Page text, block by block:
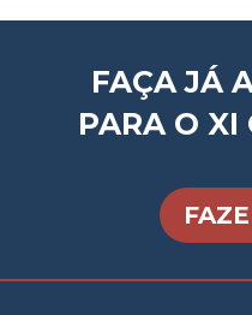
FAÇA JÁ
PARA O XI